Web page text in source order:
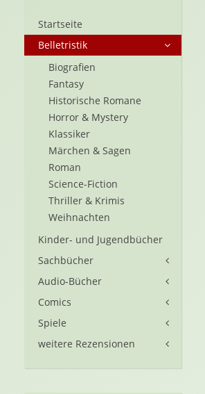
Startseite
Belletristik
Biografien
Fantasy
Historische Romane
Horror & Mystery
Klassiker
Märchen & Sagen
Roman
Science-Fiction
Thriller & Krimis
Weihnachten
Kinder- und Jugendbücher
Sachbücher
Audio-Bücher
Comics
Spiele
weitere Rezensionen